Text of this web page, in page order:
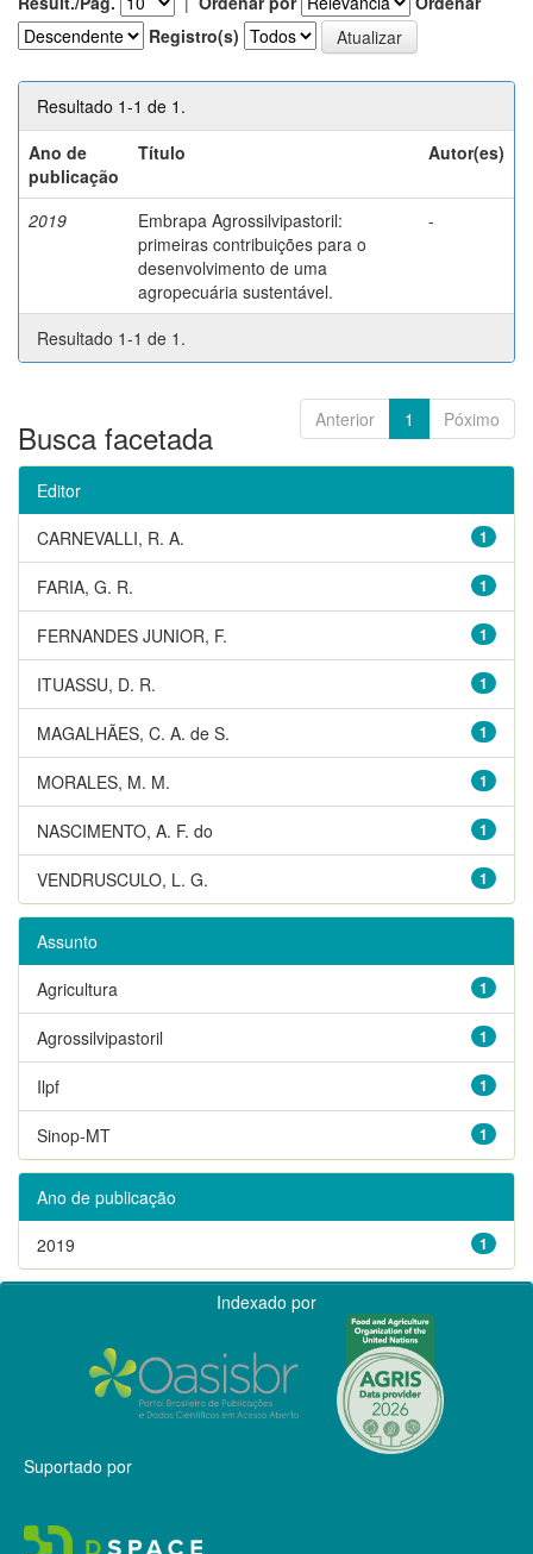
Registro(s)
Resultado 1-1 de 1.
Ano de
publicação
Título Autor(es)
2019
Embrapa Agrossilvipastoril:
primeiras contribuições para o
desenvolvimento de uma
agropecuária sustentável.
-
Resultado 1-1 de 1.
Anterior 1 Póximo
Busca facetada
Editor
1
CARNEVALLI, R. A.
1
FARIA, G. R.
1
FERNANDES JUNIOR, F.
1
ITUASSU, D. R.
1
MAGALHÃES, C. A. de S.
1
MORALES, M. M.
1
NASCIMENTO, A. F. do
1
VENDRUSCULO, L. G.
Assunto
1
Agricultura
1
Agrossilvipastoril
1
Ilpf
1
Sinop-MT
Ano de publicação
1
2019
Indexado por
Suportado por